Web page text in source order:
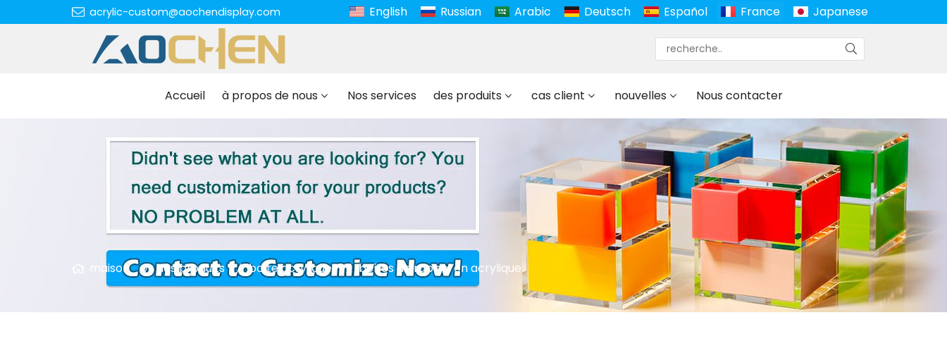
acrylic-custom@aochendisplay.com English Russian Arabic Deutsch Español France Japanese
Accueil à propos de nous Nos services des produits cas client nouvelles Nous contacter
maison des produits boîte acrylique boîtes de rappel en acrylique